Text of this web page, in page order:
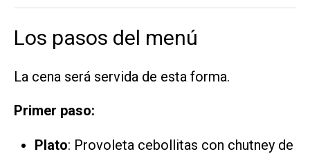
Los pasos del menú
La cena será servida de esta forma.
Primer paso:
Plato: Provoleta cebollitas con chutney de